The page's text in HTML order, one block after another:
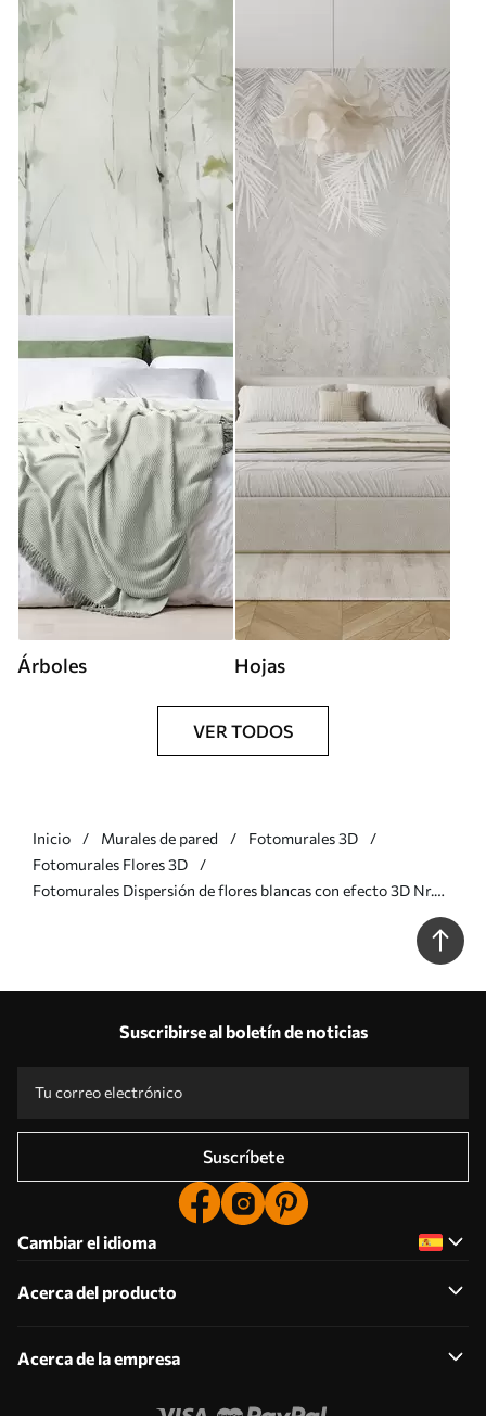
Árboles Hojas
VER TODOS
Inicio Murales de pared
Fotomurales 3D
Fotomurales Flores 3D
Fotomurales Dispersión de flores blancas con efecto 3D Nr.
Suscribirse al boletín de noticias
Suscríbete
Cambiar el idioma
Acerca del producto
Acerca de la empresa